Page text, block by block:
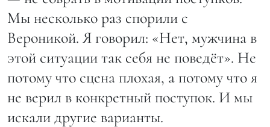
Мы несколько раз спорили с
Вероникой. Я говорил: «Нет, мужчина в
этой ситуации так себя не поведёт». Не
потому что сцена плохая, а потому что я
не верил в конкретный поступок. И мы
искали другие варианты.